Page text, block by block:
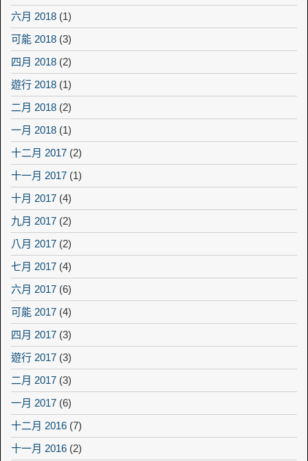
六月 2018 (1)
可能 2018 (3)
四月 2018 (2)
遊行 2018 (1)
二月 2018 (2)
一月 2018 (1)
十二月 2017 (2)
十一月 2017 (1)
十月 2017 (4)
九月 2017 (2)
八月 2017 (2)
七月 2017 (4)
六月 2017 (6)
可能 2017 (4)
四月 2017 (3)
遊行 2017 (3)
二月 2017 (3)
一月 2017 (6)
十二月 2016 (7)
十一月 2016 (2)